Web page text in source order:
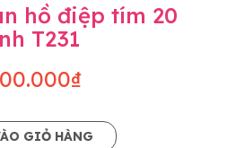
hồ điệp tím 20
T231
GIỎ HÀNG